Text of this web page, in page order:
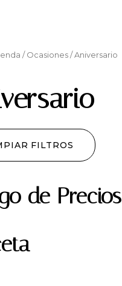
/ Ocasiones / Aniversario
FILTROS
de Precios